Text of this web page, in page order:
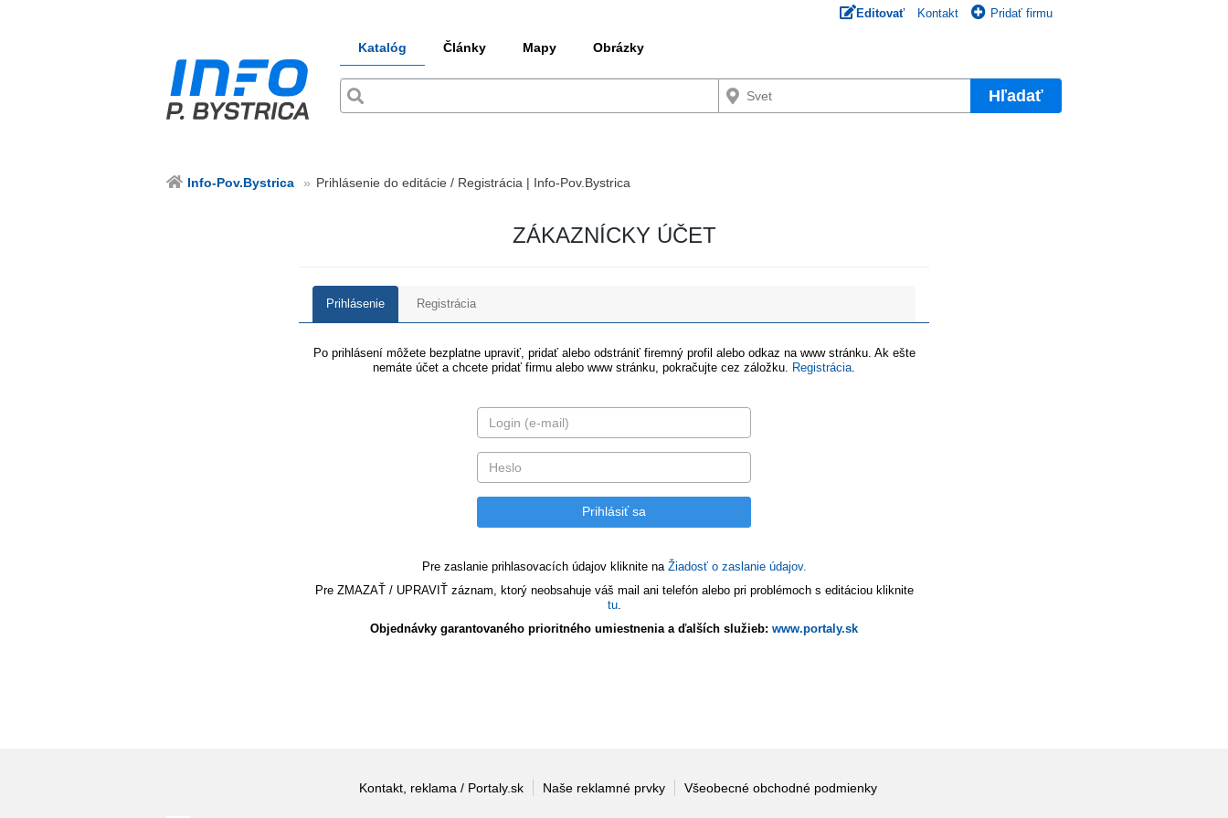
Editovať Kontakt Pridať firmu
Katalóg Články Mapy Obrázky
Hľadať
Info-Pov.Bystrica Prihlásenie do editácie / Registrácia | Info-Pov.Bystrica
ZÁKAZNÍCKY ÚČET
Prihlásenie Registrácia
Po prihlásení môžete bezplatne upraviť, pridať alebo odstrániť firemný profil alebo odkaz na www stránku. Ak ešte
nemáte účet a chcete pridať firmu alebo www stránku, pokračujte cez záložku.
Registrácia
Pre zaslanie prihlasovacích údajov kliknite na Žiadosť o zaslanie údajov.
Pre ZMAZAŤ / UPRAVIŤ záznam, ktorý neobsahuje váš mail ani telefón alebo pri problémoch s editáciou kliknite
tu.
Objednávky garantovaného prioritného umiestnenia a ďalších služieb: www.portaly.sk
Kontakt, reklama / Portaly.sk Naše reklamné prvky Všeobecné obchodné podmienky